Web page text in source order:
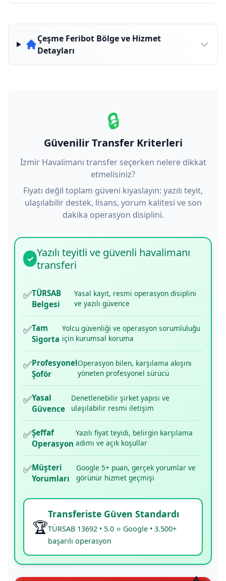
Çeşme Feribot Bölge ve Hizmet
Detayları
🔒
Güvenilir Transfer Kriterleri
İzmir Havalimanı transfer seçerken nelere dikkat
etmelisiniz?
Fiyatı değil toplam güveni kıyaslayın: yazılı teyit,
ulaşılabilir destek, lisans, yorum kalitesi ve son
dakika operasyon disiplini.
✓ Yazılı teyitli ve güvenli havalimanı
transferi
✅TÜRSAB
Belgesi
Yasal kayıt, resmi operasyon disiplini
ve yazılı güvence
✅Tam
Sigorta
Yolcu güvenliği ve operasyon sorumluluğu
için kurumsal koruma
✅Profesyonel
Şoför
Operasyon bilen, karşılama akışını
yöneten profesyonel sürücü
✅Yasal
Güvence
Denetlenebilir şirket yapısı ve
ulaşılabilir resmi iletişim
✅Şeffaf
Operasyon
Yazılı fiyat teyidi, belirgin karşılama
adımı ve açık koşullar
✅Müşteri
Yorumları
Google 5+ puan, gerçek yorumlar ve
görünür hizmet geçmişi
🏆
Transferiste Güven Standardı
TÜRSAB 13692 • 5.0 ⭐ Google • 3.500+
başarılı operasyon